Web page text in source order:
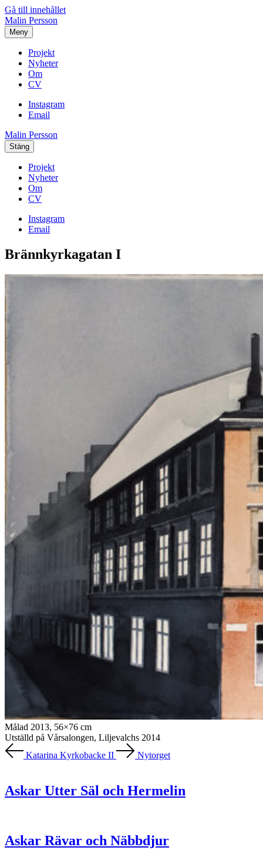
Gå till innehållet
Malin Persson
Meny
Projekt
Nyheter
Om
CV
Instagram
Email
Malin Persson
Stäng
Projekt
Nyheter
Om
CV
Instagram
Email
Brännkyrkagatan I
Målad 2013, 56×76 cm
Utställd på Vårsalongen, Liljevalchs 2014
Katarina Kyrkobacke II
Nytorget
Askar Utter Säl och Hermelin
Askar Rävar och Näbbdjur